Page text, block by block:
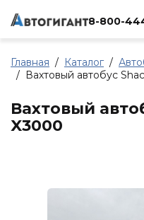
8-800-
Главная Каталог
Вахтовый автобус
Вахтовый
X3000